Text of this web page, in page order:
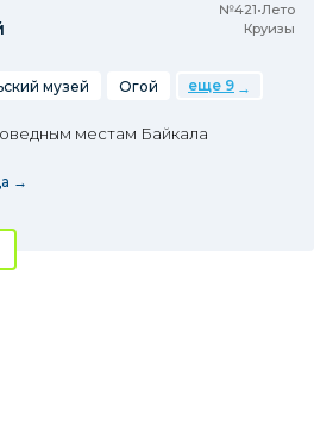
№421•Лето
Круизы
музей Огой еще 9
местам Байкала
→